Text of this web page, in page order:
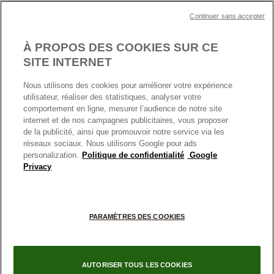
Plan du site
Politique des cookies
Politique de confidentialité
Conditions générales de vente
Conditions générales de vente Click & Collect
Plateforme ODR
Information sur le fabricant et l'importateur
Index égalité Femme/Homme
FRANCE
France
© TOUS DROITS RESERVES. 2026 Pandora
À PROPOS DES COOKIES SUR CE
SITE INTERNET
Nous utilisons des cookies pour améliorer votre expérience
utilisateur, réaliser des statistiques, analyser votre
comportement en ligne, mesurer l’audience de notre site
internet et de nos campagnes publicitaires, vous proposer
de la publicité, ainsi que promouvoir notre service via les
réseaux sociaux. Nous utilisons Google pour ads
personalization. Politique de confidentialité Google
Privacy
PARAMÈTRES DES COOKIES
AUTORISER TOUS LES COOKIES
Continuer sans accepter